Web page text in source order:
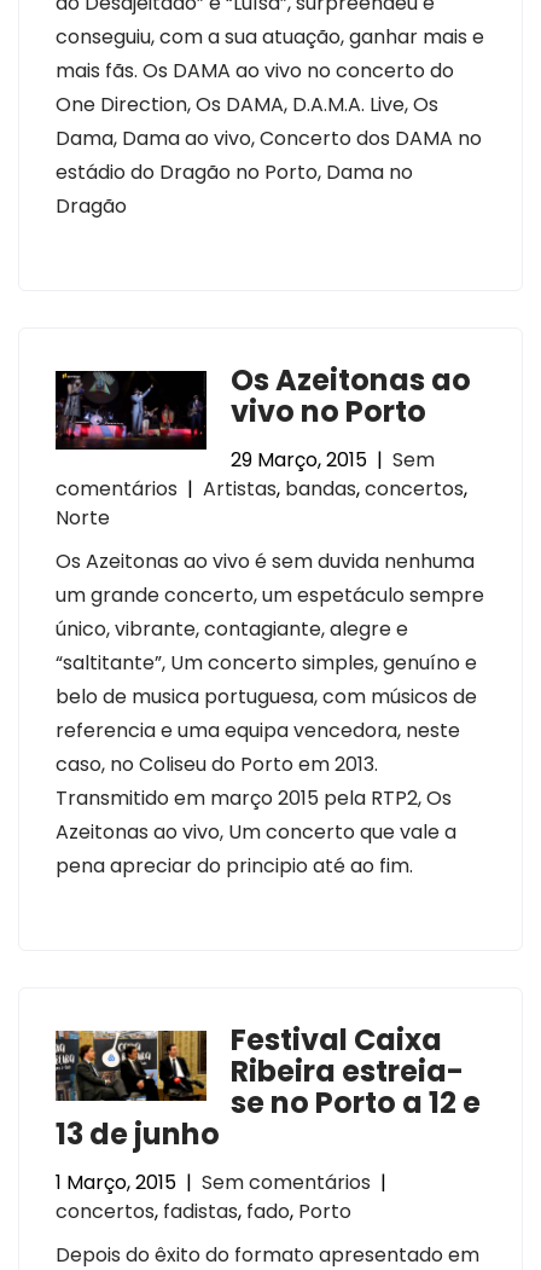
conseguiu, com a sua atuação, ganhar mais e
mais fãs. Os DAMA ao vivo no concerto do
One Direction, Os DAMA, D.A.M.A. Live, Os
Dama, Dama ao vivo, Concerto dos DAMA no
estádio do Dragão no Porto, Dama no
Dragão
Os Azeitonas ao
vivo no Porto
29 Março, 2015 | Sem
comentários | Artistas, bandas,concertos,
Norte
Os Azeitonas ao vivo é sem duvida nenhuma
um grande concerto, um espetáculo sempre
único, vibrante, contagiante, alegre e
“saltitante”, Um concerto simples, genuíno e
belo de musica portuguesa, com músicos de
referencia e uma equipa vencedora, neste
caso, no Coliseu do Porto em 2013.
Transmitido em março 2015 pela RTP2, Os
Azeitonas ao vivo, Um concerto que vale a
pena apreciar do principio até ao fim.
Festival Caixa
Ribeira estreia-
se no Porto a 12 e
13 de junho
1 Março, 2015 | Sem comentários |
concertos, fadistas, fado, Porto
Depois do êxito do formato apresentado em